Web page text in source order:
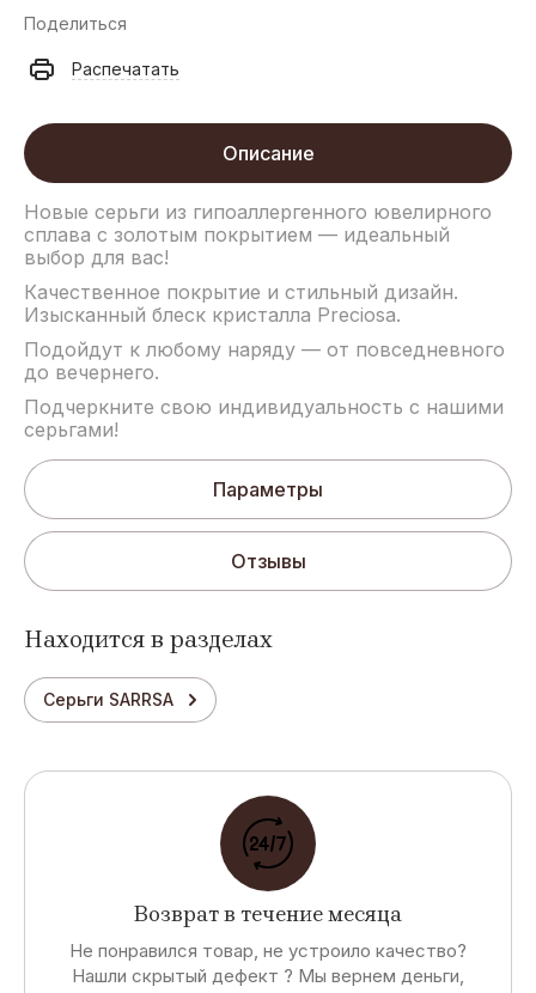
Поделиться
Распечатать
Описание
Новые серьги из гипоаллергенного ювелирного
сплава с золотым покрытием — идеальный
выбор для вас!
Качественное покрытие и стильный дизайн.
Изысканный блеск кристалла Preciosa.
Подойдут к любому наряду — от повседневного
до вечернего.
Подчеркните свою индивидуальность с нашими
серьгами!
Параметры
Отзывы
Находится в разделах
Серьги SARRSA
Возврат в течение месяца
Не понравился товар, не устроило качество?
Нашли скрытый дефект ? Мы вернем деньги,